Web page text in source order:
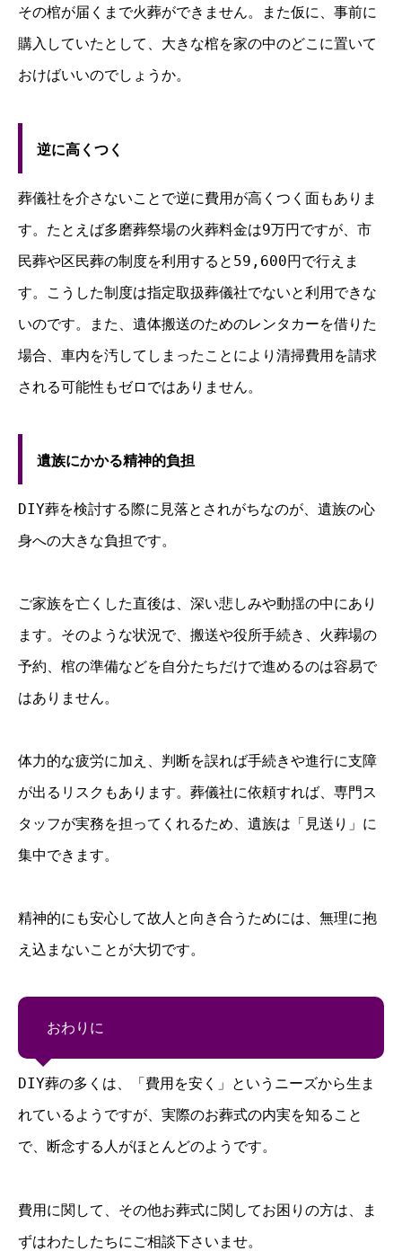
その棺が届くまで火葬ができません。また仮に、事前に
購入していたとして、大きな棺を家の中のどこに置いて
おけばいいのでしょうか。
逆に高くつく
葬儀社を介さないことで逆に費用が高くつく面もありま
す。たとえば多磨葬祭場の火葬料金は9万円ですが、市
民葬や区民葬の制度を利用すると59,600円で行えま
す。こうした制度は指定取扱葬儀社でないと利用できな
いのです。また、遺体搬送のためのレンタカーを借りた
場合、車内を汚してしまったことにより清掃費用を請求
される可能性もゼロではありません。
遺族にかかる精神的負担
DIY葬を検討する際に見落とされがちなのが、遺族の心
身への大きな負担です。
ご家族を亡くした直後は、深い悲しみや動揺の中にあり
ます。そのような状況で、搬送や役所手続き、火葬場の
予約、棺の準備などを自分たちだけで進めるのは容易で
はありません。
体力的な疲労に加え、判断を誤れば手続きや進行に支障
が出るリスクもあります。葬儀社に依頼すれば、専門ス
タッフが実務を担ってくれるため、遺族は「見送り」に
集中できます。
精神的にも安心して故人と向き合うためには、無理に抱
え込まないことが大切です。
おわりに
DIY葬の多くは、「費用を安く」というニーズから生ま
れているようですが、実際のお葬式の内実を知ること
で、断念する人がほとんどのようです。
費用に関して、その他お葬式に関してお困りの方は、ま
ずはわたしたちにご相談下さいませ。